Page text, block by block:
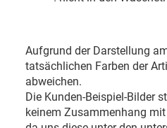
Aufgrund der Darstellung
tatsächlichen Farben der
abweichen.
Die Kunden-Beispiel-Bilder
keinem Zusammenhang